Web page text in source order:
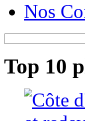
Nos
Top 10